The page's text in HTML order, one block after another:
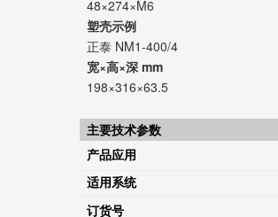
48×274×M6
塑壳示例
正泰 NM1-400/4
宽×高×深 mm
198×316×63.5
主要技术参数
产品应用
适用系统
订货号